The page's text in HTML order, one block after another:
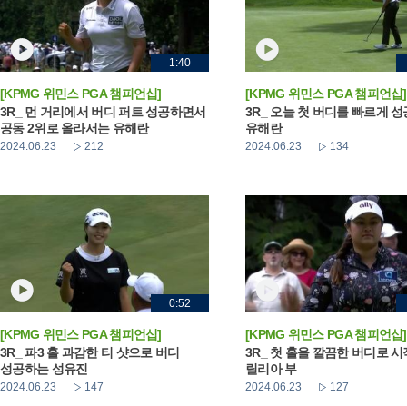
1:40
[KPMG 위민스 PGA 챔피언십]
3R_ 먼 거리에서 버디 퍼트 성공하면서
공동 2위로 올라서는 유해란
2024.06.23 212
[KPMG 위민스 PGA 챔피언십]
3R_ 오늘 첫 버디를 빠르게 성
유해란
2024.06.23 134
0:52
[KPMG 위민스 PGA 챔피언십]
3R_ 파3 홀 과감한 티 샷으로 버디
성공하는 성유진
2024.06.23 147
[KPMG 위민스 PGA 챔피언십]
3R_ 첫 홀을 깔끔한 버디로 시
릴리아 부
2024.06.23 127